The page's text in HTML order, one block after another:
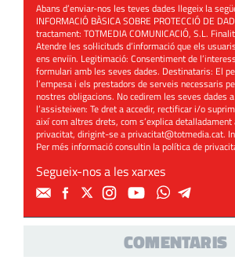
Abans d’enviar-nos les teves dades llegeix la
INFORMACIÓ BÀSICA SOBRE PROTECCIÓ DE
tractament: TOTMEDIA COMUNICACIÓ, S.L.
Atendre les sol·licituds d’informació que els
ens enviïn. Legitimació: Consentiment de
formulari amb les seves dades. Destinataris: El
l’empesa i els prestadors de serveis necessaris
nostres obligacions. No cedirem les seves dades
l’assisteixen: Te dret a accedir, rectificar i/o
així com altres drets, com s’explica
privacitat, dirigint-se aprivacitat@totmedia.cat.
Per més informació consultin lapolítica de
Segueix-nos a les xarxes
COMENTARIS